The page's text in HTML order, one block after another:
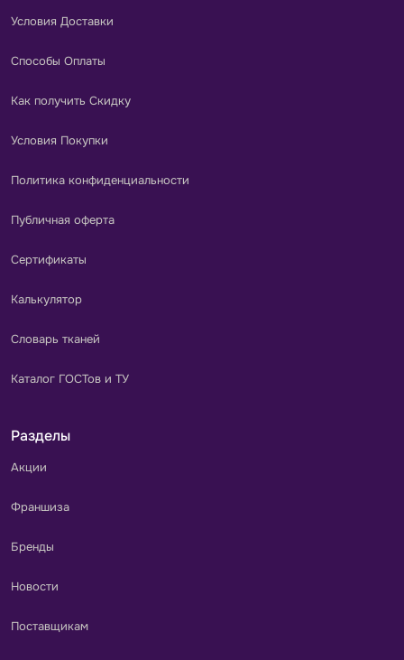
Условия Доставки
Способы Оплаты
Как получить Скидку
Условия Покупки
Политика конфиденциальности
Публичная оферта
Сертификаты
Калькулятор
Словарь тканей
Каталог ГОСТов и ТУ
Разделы
Акции
Франшиза
Бренды
Новости
Поставщикам